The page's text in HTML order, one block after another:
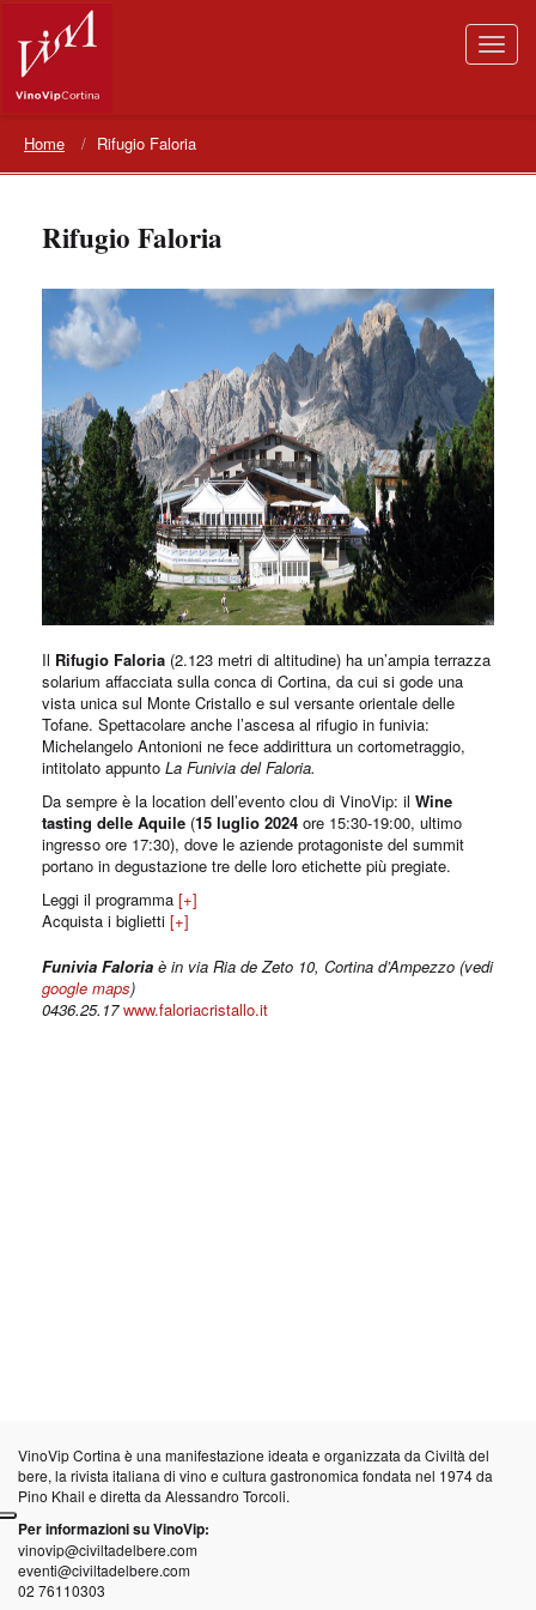
Home Rifugio Faloria
Rifugio Faloria
Il Rifugio Faloria (2.123 metri di altitudine) ha un’ampia terrazza
solarium affacciata sulla conca di Cortina, da cui si gode una
vista unica sul Monte Cristallo e sul versante orientale delle
Tofane. Spettacolare anche l’ascesa al rifugio in funivia:
Michelangelo Antonioni ne fece addirittura un cortometraggio,
intitolato appunto La Funivia del Faloria.
Da sempre è la location dell’evento clou di VinoVip: il Wine
tasting delle Aquile (15 luglio 2024 ore 15:30-19:00, ultimo
ingresso ore 17:30), dove le aziende protagoniste del summit
portano in degustazione tre delle loro etichette più pregiate.
Leggi il programma [+]
Acquista i biglietti [+]
Funivia Faloria è in via Ria de Zeto 10, Cortina d’Ampezzo (vedi
google maps)
0436.25.17www.faloriacristallo.it
VinoVip Cortina è una manifestazione ideata e organizzata da Civiltà del
bere, la rivista italiana di vino e cultura gastronomica fondata nel 1974 da
Pino Khail e diretta da Alessandro Torcoli.
Per informazioni su VinoVip:
vinovip@civiltadelbere.com
eventi@civiltadelbere.com
02 76110303